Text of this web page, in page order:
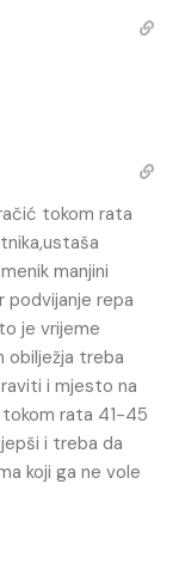
tokom rata
manjini
podvijanje repa
je vrijeme
obilježja treba
i mjesto na
rata 41-45
i treba da
koji ga ne vole